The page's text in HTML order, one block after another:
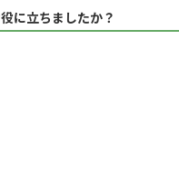
に立ちましたか？